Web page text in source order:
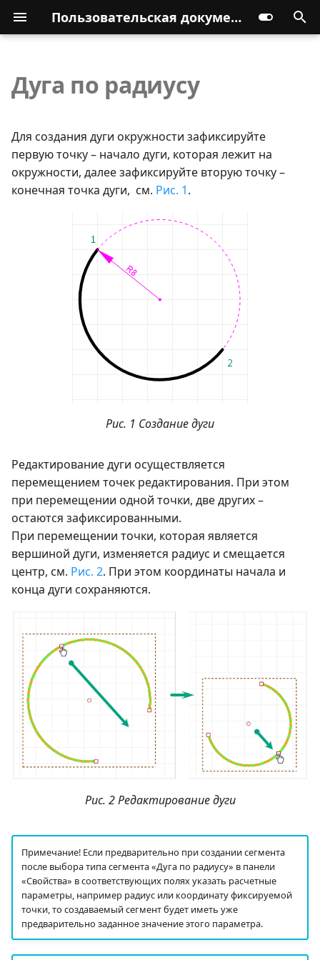
Пользовательская документация
Дуга по радиусу
Для создания дуги окружности зафиксируйте
первую точку – начало дуги, которая лежит на
окружности, далее зафиксируйте вторую точку –
конечная точка дуги, см. Рис. 1.
Рис. 1 Создание дуги
Редактирование дуги осуществляется
перемещением точек редактирования. При этом
при перемещении одной точки, две других –
остаются зафиксированными.
При перемещении точки, которая является
вершиной дуги, изменяется радиус и смещается
центр, см. Рис. 2. При этом координаты начала и
конца дуги сохраняются.
Рис. 2 Редактирование дуги
Примечание! Если предварительно при создании сегмента
после выбора типа сегмента «Дуга по радиусу» в панели
«Свойства» в соответствующих полях указать расчетные
параметры, например радиус или координату фиксируемой
точки, то создаваемый сегмент будет иметь уже
предварительно заданное значение этого параметра.